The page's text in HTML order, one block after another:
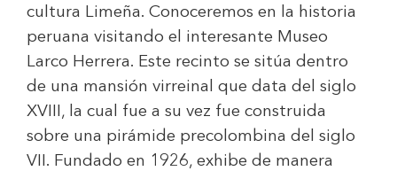
cultura Limeña. Conoceremos en la historia
peruana visitando el interesante Museo
Larco Herrera. Este recinto se sitúa dentro
de una mansión virreinal que data del siglo
XVIII, la cual fue a su vez fue construida
sobre una pirámide precolombina del siglo
VII. Fundado en 1926, exhibe de manera